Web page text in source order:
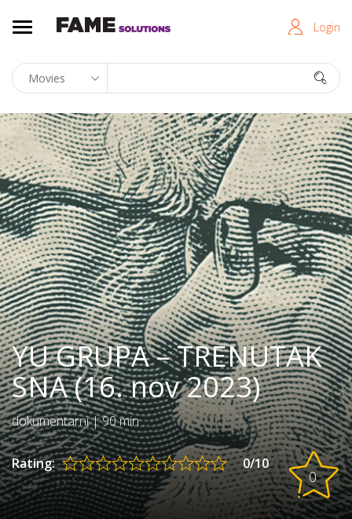
Login
YU GRUPA – TRENUTAK
SNA (16. nov 2023)
dokumentarni|90 min
Rating: 0/10
0